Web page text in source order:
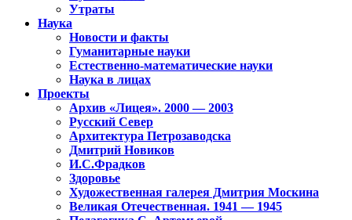
Утраты
Наука
Новости и факты
Гуманитарные науки
Естественно-математические науки
Наука в лицах
Проекты
Архив «Лицея». 2000 — 2003
Русский Север
Архитектура Петрозаводска
Дмитрий Новиков
И.С.Фрадков
Здоровье
Художественная галерея Дмитрия Москина
Великая Отечественная. 1941 — 1945